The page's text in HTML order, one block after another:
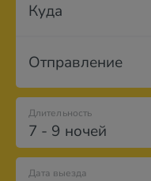
Куда
Отправление
7 - 9 ночей
Длительность
Дата выезда